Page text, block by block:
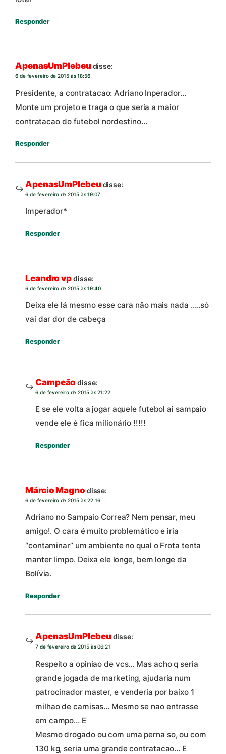
Responder
ApenasUmPlebeudisse:
6 de fevereiro de 2015 às 18:56
Presidente, a contratacao: Adriano Inperador…
Monte um projeto e traga o que seria a maior
contratacao do futebol nordestino…
Responder
ApenasUmPlebeudisse:
6 de fevereiro de 2015 às 19:07
Imperador*
Responder
Leandro vpdisse:
6 de fevereiro de 2015 às 19:40
Deixa ele lá mesmo esse cara não mais nada …..só
vai dar dor de cabeça
Responder
Campeão disse:
6 de fevereiro de 2015 às 21:22
E se ele volta a jogar aquele futebol ai sampaio
vende ele é fica milionário !!!!!
Responder
Márcio Magno disse:
6 de fevereiro de 2015 às 22:16
Adriano no Sampaio Correa? Nem pensar, meu
amigo!. O cara é muito problemático e iria
“contaminar” um ambiente no qual o Frota tenta
manter limpo. Deixa ele longe, bem longe da
Bolívia.
Responder
ApenasUmPlebeudisse:
7 de fevereiro de 2015 às 06:21
Respeito a opiniao de vcs… Mas acho q seria
grande jogada de marketing, ajudaria num
patrocinador master, e venderia por baixo 1
milhao de camisas… Mesmo se nao entrasse
em campo… E
Mesmo drogado ou com uma perna so, ou com
130 kg, seria uma grande contratacao… E